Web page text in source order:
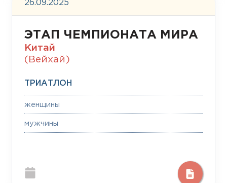
26.09.2025
ЭТАП ЧЕМПИОНАТА МИРА
Китай
(Вейхай)
ТРИАТЛОН
женщины
мужчины